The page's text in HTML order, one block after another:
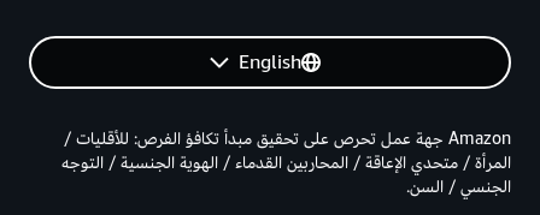
English
Amazon جهة عمل تحرص على تحقيق مبدأ تكافؤ الفرص: للأقليات /
المرأة / متحدي الإعاقة / المحاربين القدماء / الهوية الجنسية / التوجه
الجنسي / السن.